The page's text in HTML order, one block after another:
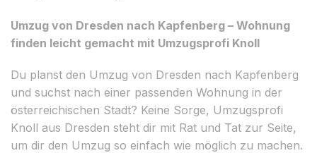
Umzug von Dresden nach Kapfenberg – Wohnung
finden leicht gemacht mit Umzugsprofi Knoll
Du planst den Umzug von Dresden nach Kapfenberg
und suchst nach einer passenden Wohnung in der
österreichischen Stadt? Keine Sorge, Umzugsprofi
Knoll aus Dresden steht dir mit Rat und Tat zur Seite,
um dir den Umzug so einfach wie möglich zu machen.